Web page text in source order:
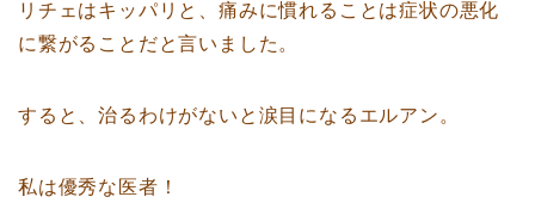
リチェはキッパリと、痛みに慣れることは症状の悪化
に繋がることだと言いました。
すると、治るわけがないと涙目になるエルアン。
私は優秀な医者！